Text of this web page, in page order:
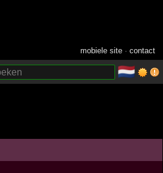
mobiele site ·contact
🇳🇱